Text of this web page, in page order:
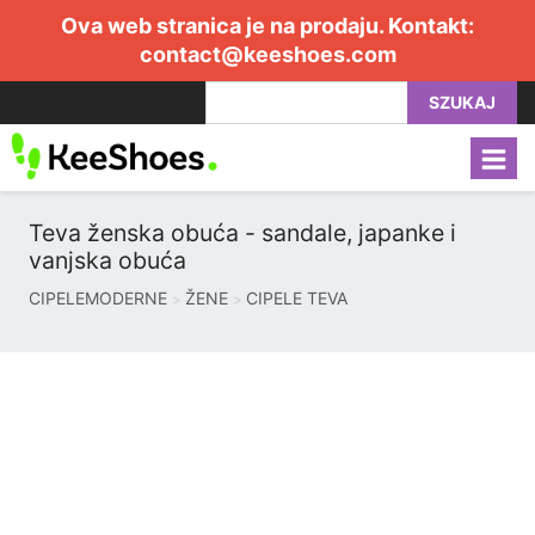
Ova web stranica je na prodaju. Kontakt:
contact@keeshoes.com
SZUKAJ
Teva ženska obuća - sandale, japanke i
vanjska obuća
CIPELEMODERNE ŽENE CIPELE TEVA